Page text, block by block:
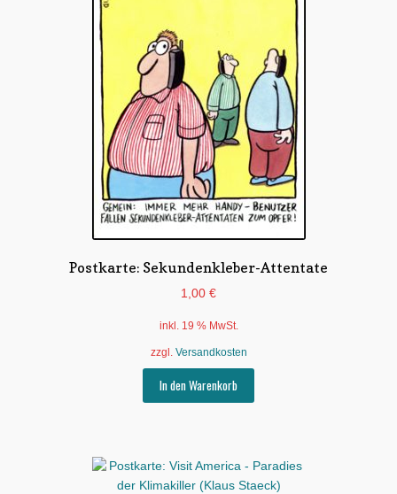
Postkarte: Sekundenkleber-Attentate
1,00 €
inkl. 19 % MwSt.
zzgl. Versandkosten
In den Warenkorb